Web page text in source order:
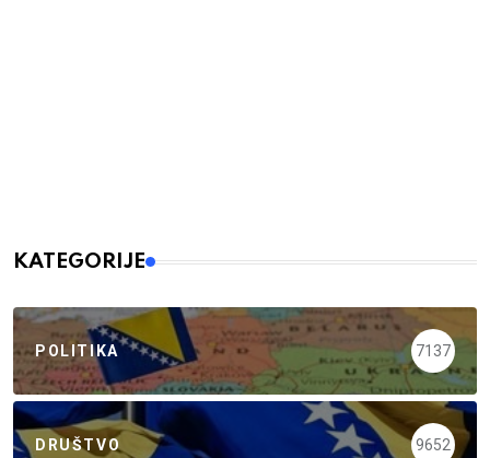
KATEGORIJE
POLITIKA 7137
DRUŠTVO 9652